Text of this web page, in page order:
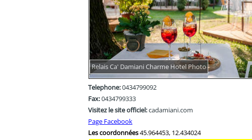
Relais Ca' Damiani Charme Hotel Photo
Telephone:0434799092
Fax:0434799333
Visitez le site officiel:cadamiani.com
Page Facebook
Les coordonnées45.964453, 12.434024